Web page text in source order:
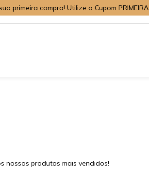
primeira compra! Utilize o Cupom PRIMEIRA
nossos produtos mais vendidos!